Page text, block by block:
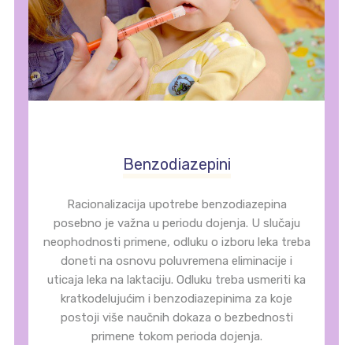
Benzodiazepini
Racionalizacija upotrebe benzodiazepina
posebno je važna u periodu dojenja. U slučaju
neophodnosti primene, odluku o izboru leka treba
doneti na osnovu poluvremena eliminacije i
uticaja leka na laktaciju. Odluku treba usmeriti ka
kratkodelujućim i benzodiazepinima za koje
postoji više naučnih dokaza o bezbednosti
primene tokom perioda dojenja.